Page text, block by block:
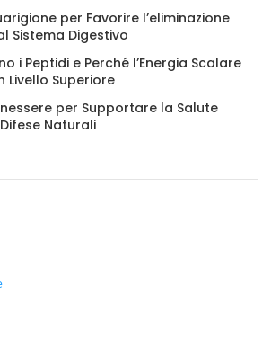
per Favorire l’eliminazione
Sistema Digestivo
i Peptidi e Perché l’Energia Scalare
Livello Superiore
per Supportare la Salute
Naturali